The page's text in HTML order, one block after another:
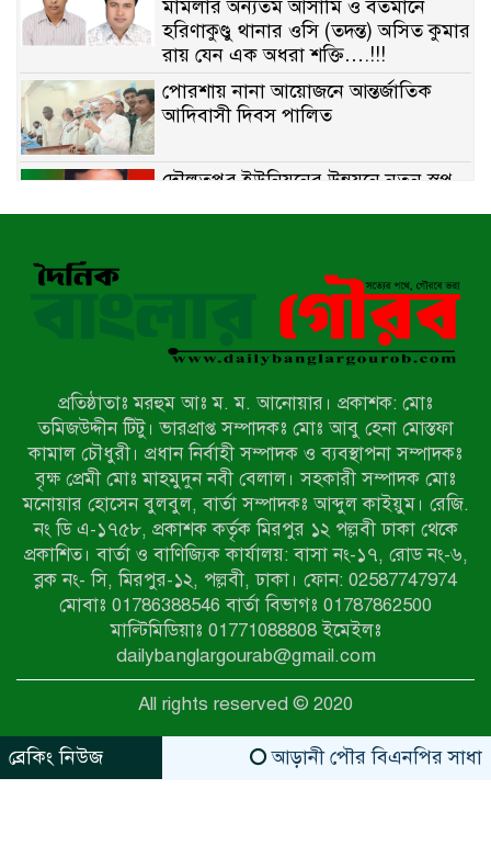
মামলার অন্যতম আসামি ও বর্তমানে
হরিণাকুণ্ডু থানার ওসি (তদন্ত) অসিত কুমার
রায় যেন এক অধরা শক্তি….!!!
পোরশায় নানা আয়োজনে আন্তর্জাতিক
আদিবাসী দিবস পালিত
দৌলতপুর ইউনিয়নের উন্নয়নে নতুন স্বপ্ন
বাকেরগঞ্জে নিষিদ্ধ জালের বিরুদ্ধে
অভিযান, দুই ব্যবসায়ীকে ১ লাখ টাকা
রাজশাহীর মহানগরীতে মাদক বিরোধী
আদমদীঘিতে শুমারি স্বেচ্ছাসেবী নিয়োগে
যোগ্যতার ভিত্তিতে তালিকা প্রকাশ;
নির্বাচিতদের আ.লীগ ট্যাগে প্রচারণা
সংবাদ প্রকাশের জেরে সাংবাদিককে দেখে
নেওয়ার হুমকি দিলেন দোড়া মাদরাসার
পরিচয় দেওয়া সভাপতি
উখিয়ায় বিজিবির অভিযানে ৪০ হাজার
ইয়াবাসহ যুবক আটক
পোরশায় ৭ মাসে ১৯ জনের অপমৃত্যু,
শীর্ষে আত্মহত্যা
প্রতিষ্ঠাতাঃ মরহুম আঃ ম. ম. আনোয়ার। প্রকাশক: মোঃ
তমিজউদ্দীন টিটু। ভারপ্রাপ্ত সম্পাদকঃ মোঃ আবু হেনা মোস্তফা
কামাল চৌধুরী। প্রধান নির্বাহী সম্পাদক ও ব্যবস্থাপনা সম্পাদকঃ
বৃক্ষ প্রেমী মোঃ মাহমুদুন নবী বেলাল। সহকারী সম্পাদক মোঃ
মনোয়ার হোসেন বুলবুল, বার্তা সম্পাদকঃ আব্দুল কাইয়ুম। রেজি.
নং ডি এ-১৭৫৮, প্রকাশক কর্তৃক মিরপুর ১২ পল্লবী ঢাকা থেকে
প্রকাশিত। বার্তা ও বাণিজ্যিক কার্যালয়: বাসা নং-১৭, রোড নং-৬,
ব্লক নং- সি, মিরপুর-১২, পল্লবী, ঢাকা। ফোন: 02587747974
মোবাঃ 01786388546 বার্তা বিভাগঃ 01787862500
মাল্টিমিডিয়াঃ 01771088808 ইমেইলঃ
dailybanglargourab@gmail.com
All rights reserved © 2020
ব্রেকিং নিউজ
আড়ানী পৌর বিএনপির